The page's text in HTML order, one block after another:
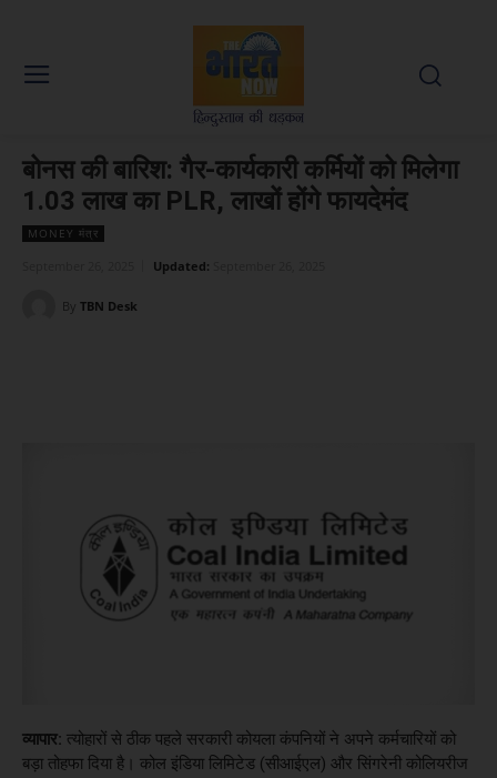
बोनस की बारिश: गैर-कार्यकारी कर्मियों को मिलेगा
1.03 लाख का PLR, लाखों होंगे फायदेमंद
MONEY मंत्र
Updated:
By TBN Desk
व्यापार: त्योहारों से ठीक पहले सरकारी कोयला कंपनियों ने अपने कर्मचारियों को
बड़ा तोहफा दिया है। कोल इंडिया लिमिटेड (सीआईएल) और सिंगरेनी कोलियरीज